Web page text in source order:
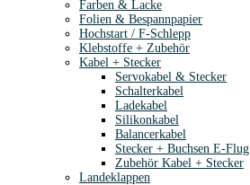
Farben & Lacke
Folien & Bespannpapier
Hochstart / F-Schlepp
Klebstoffe + Zubehör
Kabel + Stecker
Servokabel & Stecker
Schalterkabel
Ladekabel
Silikonkabel
Balancerkabel
Stecker + Buchsen E-Flug
Zubehör Kabel + Stecker
Landeklappen